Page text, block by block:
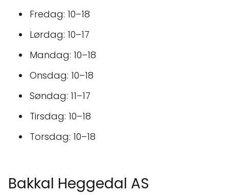
Fredag: 10–18
Lørdag: 10–17
Mandag: 10–18
Onsdag: 10–18
Søndag: 11–17
Tirsdag: 10–18
Torsdag: 10–18
Bakkal Heggedal AS